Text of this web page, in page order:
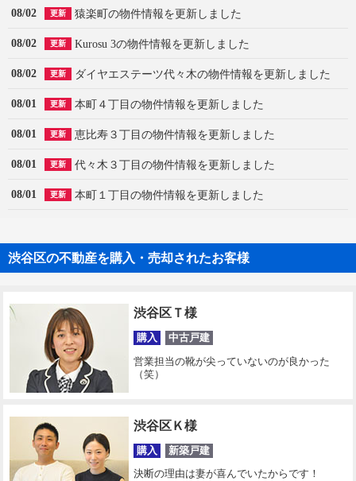
08/02 更新 猿楽町の物件情報を更新しました
08/02 更新 Kurosu 3の物件情報を更新しました
08/02 更新 ダイヤエステーツ代々木の物件情報を更新しました
08/01 更新 本町４丁目の物件情報を更新しました
08/01 更新 恵比寿３丁目の物件情報を更新しました
08/01 更新 代々木３丁目の物件情報を更新しました
08/01 更新 本町１丁目の物件情報を更新しました
渋谷区の不動産を購入・売却されたお客様
渋谷区Ｔ様
購入 中古戸建
営業担当の靴が尖っていないのが良かった
（笑）
渋谷区Ｋ様
購入 新築戸建
決断の理由は妻が喜んでいたからです！